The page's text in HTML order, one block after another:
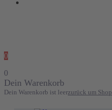
0
0
Dein Warenkorb
Dein Warenkorb ist leerzurück um Shop